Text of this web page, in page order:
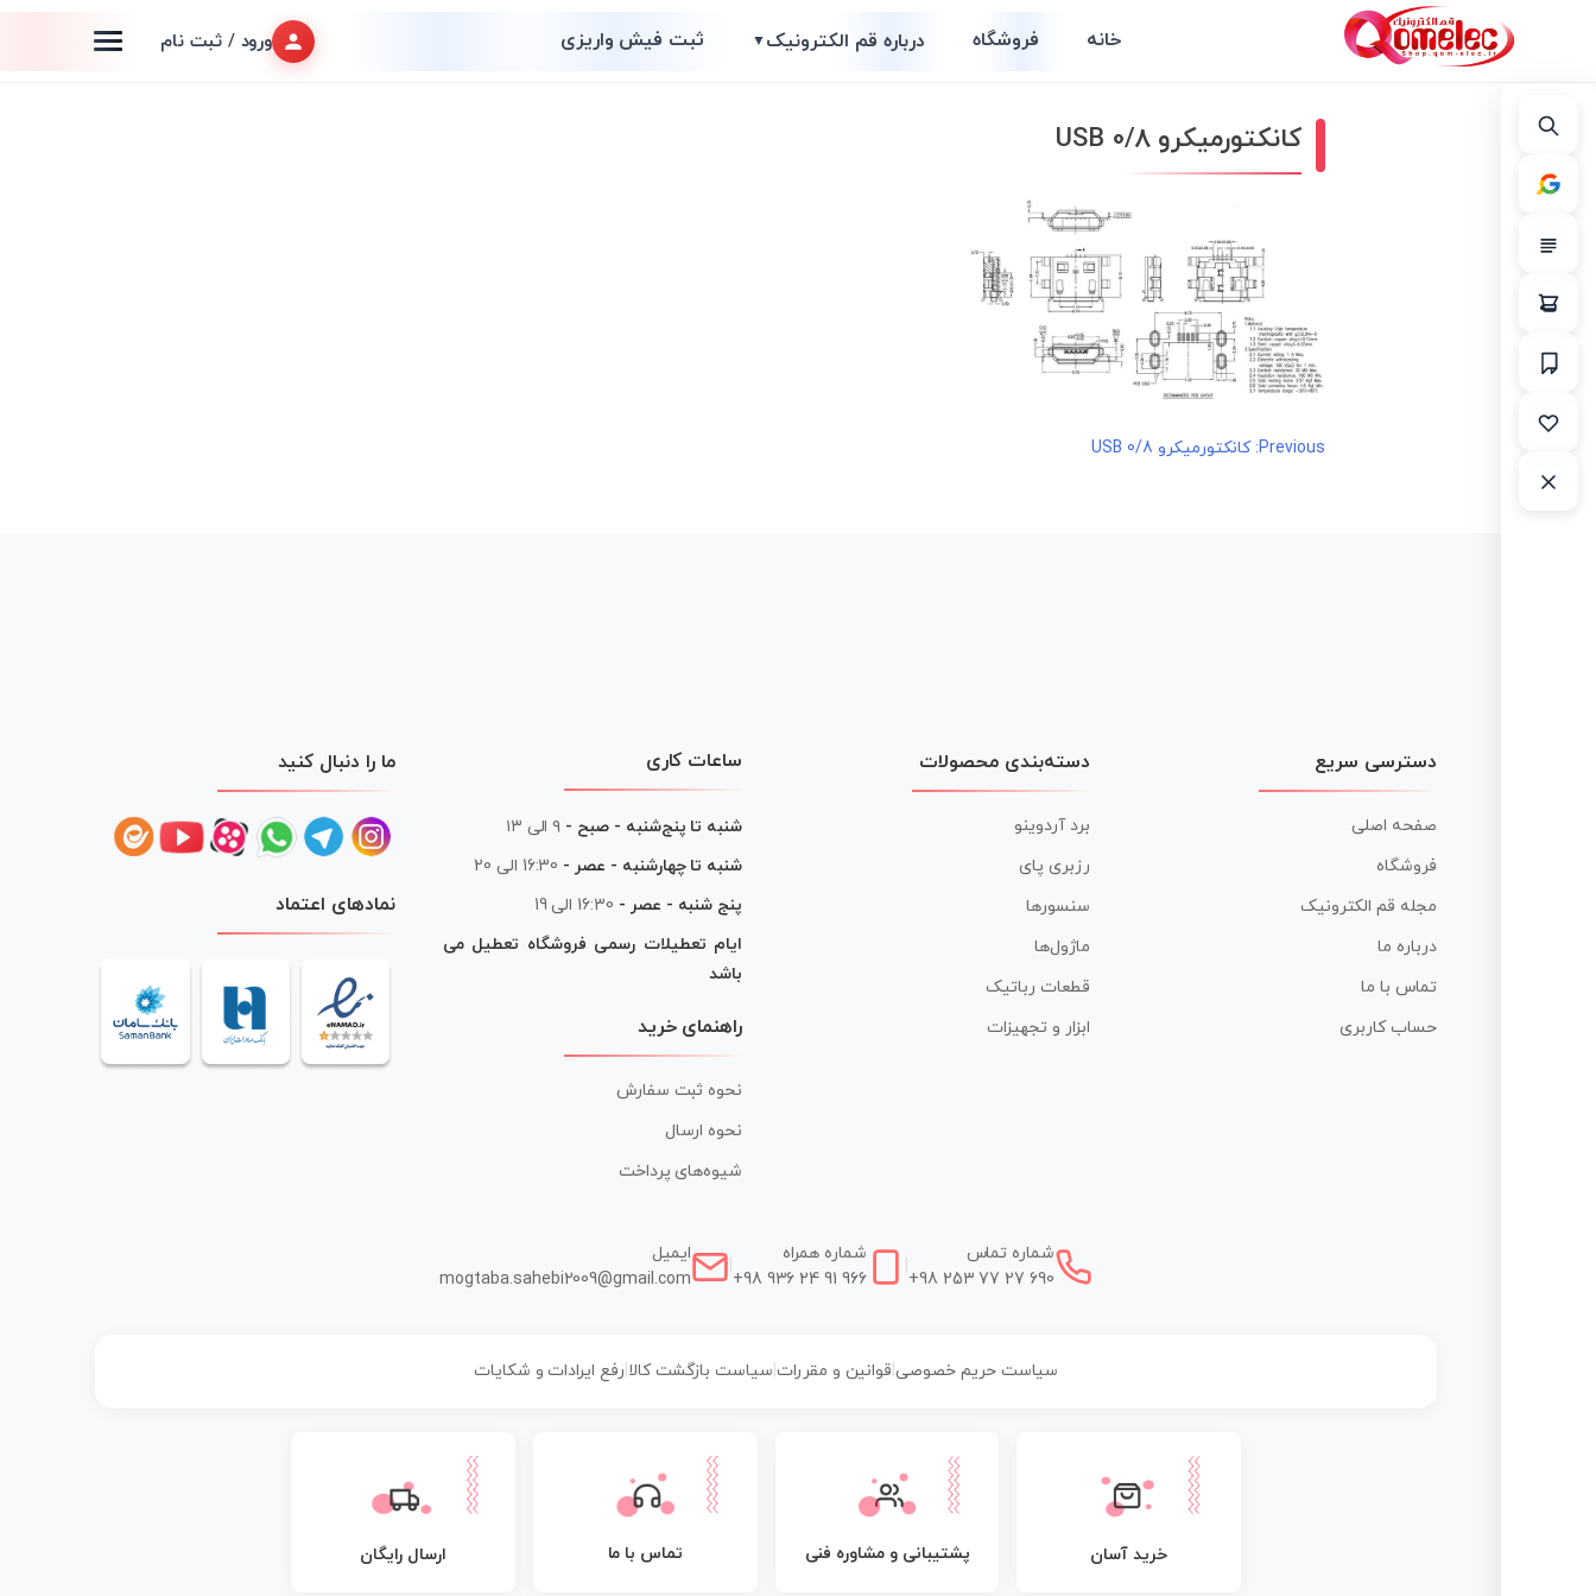
خانه فروشگاه درباره قم الکترونیک▼ ثبت فیش واریزی ورود / ثبت نام
کانکتورمیکرو 0/8 USB
راهبری
Previous: کانکتورمیکرو 0/8 USB
دسترسی سریع
صفحه اصلی
فروشگاه
مجله قم الکترونیک
درباره ما
تماس با ما
حساب کاربری
دسته‌بندی محصولات
برد آردوینو
رزبری پای
سنسورها
ماژول‌ها
قطعات رباتیک
ابزار و تجهیزات
ساعات کاری
شنبه تا پنج‌شنبه - صبح - ۹ الی ۱۳
شنبه تا چهارشنبه - عصر - 16:30 الی 20
پنج شنبه - عصر - 16:30 الی 19
ایام تعطیلات رسمی فروشگاه تعطیل می
باشد
راهنمای خرید
نحوه ثبت سفارش
نحوه ارسال
شیوه‌های پرداخت
ما را دنبال کنید
نمادهای اعتماد
شماره تماس
+98 253 77 27 690
شماره همراه
+98 936 24 91 966
ایمیل
mogtaba.sahebi2009@gmail.com
سیاست حریم خصوصی| قوانین و مقررات سیاست بازگشت کالا رفع ایرادات و شکایات
خرید آسان پشتیبانی و مشاوره فنی تماس با ما ارسال رایگان